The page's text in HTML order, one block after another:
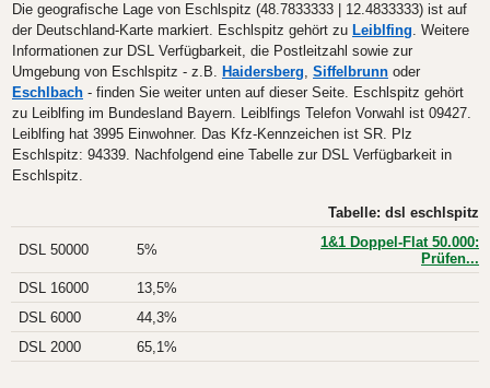
Die geografische Lage von Eschlspitz (48.7833333 | 12.4833333) ist auf
der Deutschland-Karte markiert. Eschlspitz gehört zu Leiblfing. Weitere
Informationen zur DSL Verfügbarkeit, die Postleitzahl sowie zur
Umgebung von Eschlspitz - z.B. Haidersberg, Siffelbrunn oder
Eschlbach - finden Sie weiter unten auf dieser Seite. Eschlspitz gehört
zu Leiblfing im Bundesland Bayern. Leiblfings Telefon Vorwahl ist 09427.
Leiblfing hat 3995 Einwohner. Das Kfz-Kennzeichen ist SR. Plz
Eschlspitz: 94339. Nachfolgend eine Tabelle zur DSL Verfügbarkeit in
Eschlspitz.
Tabelle: dsl eschlspitz
DSL 50000 5%
1&1 Doppel-Flat 50.000:
Prüfen...
DSL 16000
13,5%
DSL 6000
44,3%
DSL 2000
65,1%